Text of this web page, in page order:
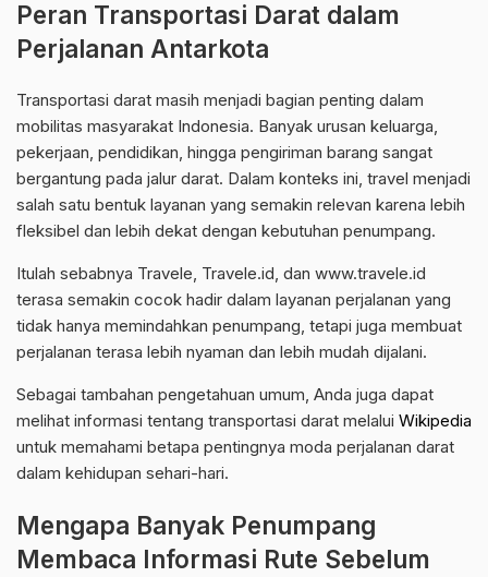
Peran Transportasi Darat dalam
Perjalanan Antarkota
Transportasi darat masih menjadi bagian penting dalam
mobilitas masyarakat Indonesia. Banyak urusan keluarga,
pekerjaan, pendidikan, hingga pengiriman barang sangat
bergantung pada jalur darat. Dalam konteks ini, travel menjadi
salah satu bentuk layanan yang semakin relevan karena lebih
fleksibel dan lebih dekat dengan kebutuhan penumpang.
Itulah sebabnya Travele, Travele.id, dan www.travele.id
terasa semakin cocok hadir dalam layanan perjalanan yang
tidak hanya memindahkan penumpang, tetapi juga membuat
perjalanan terasa lebih nyaman dan lebih mudah dijalani.
Sebagai tambahan pengetahuan umum, Anda juga dapat
melihat informasi tentang transportasi darat melalui Wikipedia
untuk memahami betapa pentingnya moda perjalanan darat
dalam kehidupan sehari-hari.
Mengapa Banyak Penumpang
Membaca Informasi Rute Sebelum